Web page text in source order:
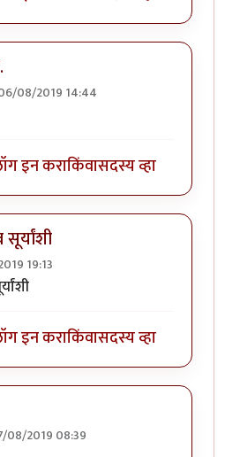
08/2019 14:44
इन कराकिंवासदस्य व्हा
19:13
इन कराकिंवासदस्य व्हा
08/2019 08:39